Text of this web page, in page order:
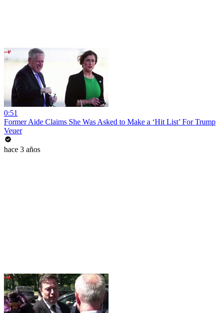
0:51
Former Aide Claims She Was Asked to Make a ‘Hit List’ For Trump
Veuer
hace 3 años